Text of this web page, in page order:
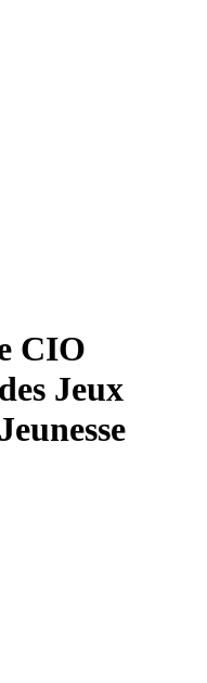
CIO
Jeux